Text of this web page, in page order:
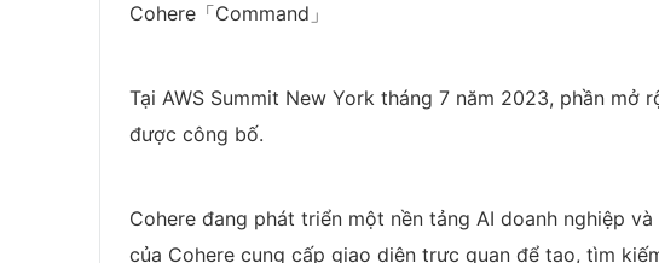
Cohere「Command」
Tại AWS Summit New York tháng 7 năm 2023, phần mở
được công bố.
Cohere đang phát triển một nền tảng AI doanh nghiệp
của Cohere cung cấp giao diện trực quan để tạo, tìm